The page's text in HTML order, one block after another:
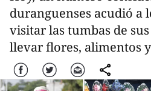
duranguenses acudió a
visitar las tumbas de
llevar flores, alimentos
Facebook Twitter Correo comparte